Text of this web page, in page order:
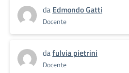
da Edmondo Gatti
Docente
dafulvia pietrini
Docente